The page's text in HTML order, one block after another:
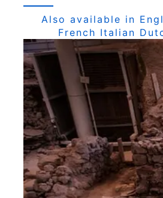
Also available in
French Italian